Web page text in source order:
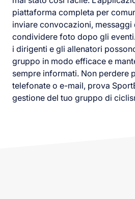
piattaforma completa per
inviare convocazioni, messaggi
condividere foto dopo gli
i dirigenti e gli allenatori
gruppo in modo efficace e
sempre informati. Non perdere
telefonate o e-mail, prova
gestione del tuo gruppo di